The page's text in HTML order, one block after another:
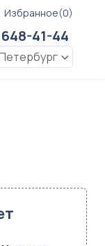
Избранное(0)
41-44